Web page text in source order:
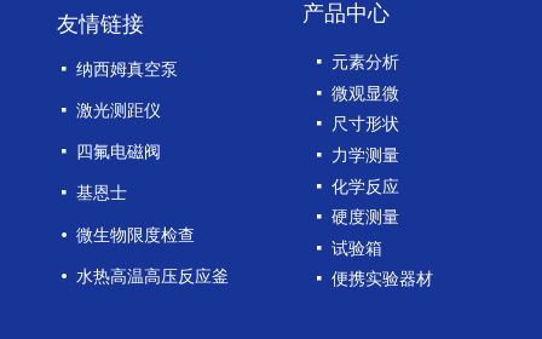
友情链接
넷 元素分析
넷 微观显微
넷 尺寸形状
넷 力学测量
넷 化学反应
넷 硬度测量
넷 试验箱
넷 便携实验器材
产品中心
넷 纳西姆真空泵
넷 激光测距仪
넷 四氟电磁阀
넷 基恩士
넸 微生物限度检查
넸 水热高温高压反应釜